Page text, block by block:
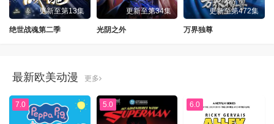
更新至第13集
绝世战魂第二季
更新至第34集
光阴之外
更新至第472集
万界独尊
最新欧美动漫 更多
7.0 5.0 6.0